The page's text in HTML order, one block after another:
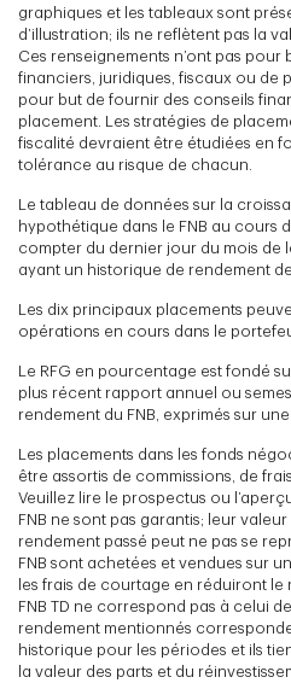
graphiques et les tableaux sont
d’illustration; ils ne reflètent pas la
Ces renseignements n’ont pas
financiers, juridiques, fiscaux ou de
pour but de fournir des conseils
placement. Les stratégies de
fiscalité devraient être étudiées en
tolérance au risque de chacun.
Le tableau de données sur la
hypothétique dans le FNB au cours
compter du dernier jour du mois de
ayant un historique de rendement de
Les dix principaux placements
opérations en cours dans le
Le RFG en pourcentage est fondé
plus récent rapport annuel ou
rendement du FNB, exprimés sur
Les placements dans les fonds
être assortis de commissions, de
Veuillez lire le prospectus ou
FNB ne sont pas garantis; leur
rendement passé peut ne pas se
FNB sont achetées et vendues sur
les frais de courtage en réduiront le
FNB TD ne correspond pas à celui
rendement mentionnés
historique pour les périodes et ils
la valeur des parts et du